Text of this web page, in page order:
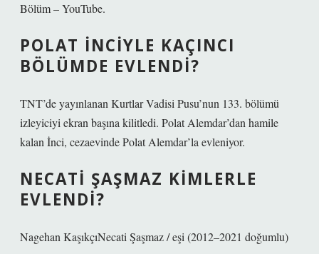
Bölüm – YouTube.
POLAT İNCIYLE KAÇINCI
BÖLÜMDE EVLENDI?
TNT’de yayınlanan Kurtlar Vadisi Pusu’nun 133. bölümü
izleyiciyi ekran başına kilitledi. Polat Alemdar’dan hamile
kalan İnci, cezaevinde Polat Alemdar’la evleniyor.
NECATI ŞAŞMAZ KIMLERLE
EVLENDI?
Nagehan KaşıkçıNecati Şaşmaz / eşi (2012–2021 doğumlu)